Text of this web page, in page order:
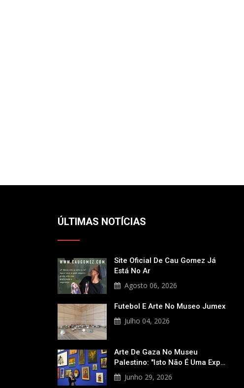
ÚLTIMAS NOTÍCIAS
Site Oficial De Cau Gomez Já
Está No Ar
Agosto 06, 2026
Futebol E Arte No Museo Jumex
Julho 04, 2026
Arte De Gaza No Museu
Palestino: "Isto Não É Uma Exp…
Junho 29, 2026